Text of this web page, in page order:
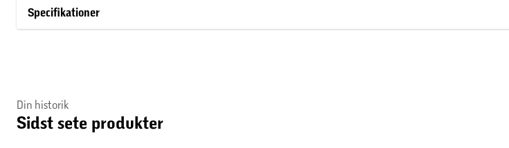
Specifikationer
Din historik
Sidst sete produkter